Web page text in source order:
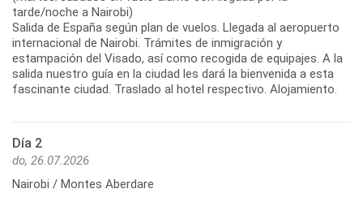
tarde/noche a Nairobi)
Salida de España según plan de vuelos. Llegada al aeropuerto
internacional de Nairobi. Trámites de inmigración y
estampación del Visado, así como recogida de equipajes. A la
salida nuestro guía en la ciudad les dará la bienvenida a esta
fascinante ciudad. Traslado al hotel respectivo. Alojamiento.
Día 2
do, 26.07.2026
Nairobi / Montes Aberdare